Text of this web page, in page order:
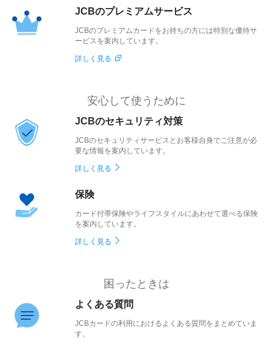
JCBのプレミアムサービス
JCBのプレミアムカードをお持ちの方には特別な優待サ
ービスを案内しています。
詳しく見る
安心して使うために
JCBのセキュリティ対策
JCBのセキュリティサービスとお客様自身でご注意が必
要な情報を案内しています。
詳しく見る
保険
カード付帯保険やライフスタイルにあわせて選べる保険
を案内しています。
詳しく見る
困ったときは
よくある質問
JCBカードの利用におけるよくある質問をまとめていま
す。